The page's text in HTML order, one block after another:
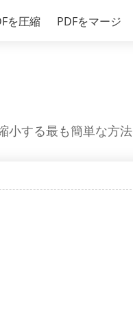
を圧縮 PDFをマージ
小する最も簡単な方法